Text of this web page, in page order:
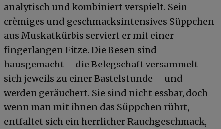
analytisch und kombiniert verspielt. Sein
crèmiges und geschmacksintensives Süppchen
aus Muskatkürbis serviert er mit einer
fingerlangen Fitze. Die Besen sind
hausgemacht – die Belegschaft versammelt
sich jeweils zu einer Bastelstunde – und
werden geräuchert. Sie sind nicht essbar, doch
wenn man mit ihnen das Süppchen rührt,
entfaltet sich ein herrlicher Rauchgeschmack,